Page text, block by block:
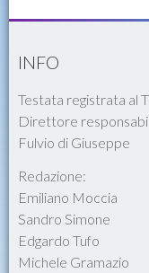
INFO
Testata registrata al
Direttore
Fulvio di Giuseppe
Redazione:
Emiliano Moccia
Sandro Simone
Edgardo Tufo
Michele Gramazio